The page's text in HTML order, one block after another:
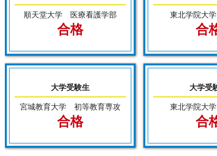
順天堂大学 医療看護学部
合格
大学受験生
宮城教育大学 初等教育専攻
合格
東北学院大
合
大学受
東北学院大
合